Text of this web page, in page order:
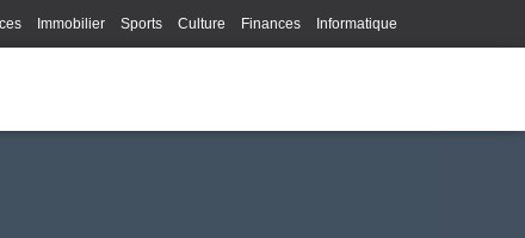
Immobilier Sports Culture Finances Informatique